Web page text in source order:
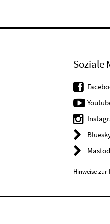
Soziale
Hinweise zur